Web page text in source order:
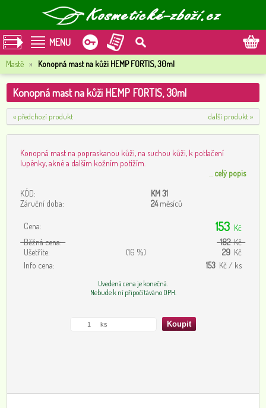
MENU
Mastě » Konopná mast na kůži HEMP FORTIS, 30ml
Konopná mast na kůži HEMP FORTIS, 30ml
« předchozí produkt další produkt »
Konopná mast na popraskanou kůži, na suchou kůži, k potlačení
lupénky, akné a dalším kožním potížím.
celý popis
KÓD:
KM 31
Záruční doba:
24měsíců
Cena: 153 Kč
Běžná cena:
182Kč
Ušetříte:
(16 %) 29 Kč
Info cena:
153 Kč / ks
Uvedená cena je konečná.
Nebude k ní připočítáváno DPH.